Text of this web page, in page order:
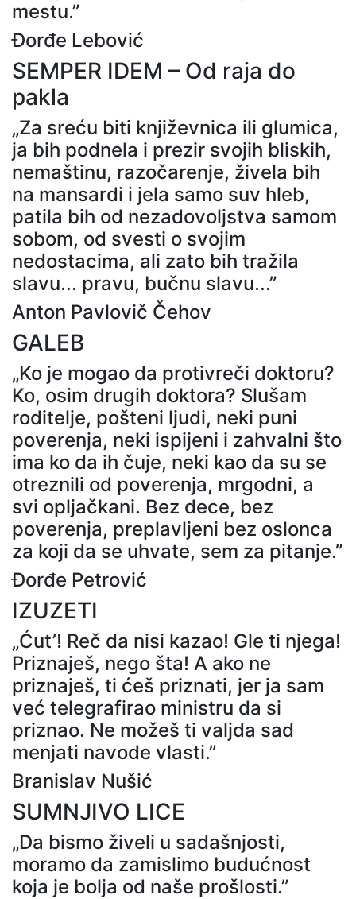
mestu.”
Đorđe Lebović
SEMPER IDEM – Od raja do
pakla
„Za sreću biti književnica ili glumica,
ja bih podnela i prezir svojih bliskih,
nemaštinu, razočarenje, živela bih
na mansardi i jela samo suv hleb,
patila bih od nezadovoljstva samom
sobom, od svesti o svojim
nedostacima, ali zato bih tražila
slavu... pravu, bučnu slavu...”
Anton Pavlovič Čehov
GALEB
„Ko je mogao da protivreči doktoru?
Ko, osim drugih doktora? Slušam
roditelje, pošteni ljudi, neki puni
poverenja, neki ispijeni i zahvalni što
ima ko da ih čuje, neki kao da su se
otreznili od poverenja, mrgodni, a
svi opljačkani. Bez dece, bez
poverenja, preplavljeni bez oslonca
za koji da se uhvate, sem za pitanje.”
Đorđe Petrović
IZUZETI
„Ćut’! Reč da nisi kazao! Gle ti njega!
Priznaješ, nego šta! A ako ne
priznaješ, ti ćeš priznati, jer ja sam
već telegrafirao ministru da si
priznao. Ne možeš ti valjda sad
menjati navode vlasti.”
Branislav Nušić
SUMNJIVO LICE
„Da bismo živeli u sadašnjosti,
moramo da zamislimo budućnost
koja je bolja od naše prošlosti.”